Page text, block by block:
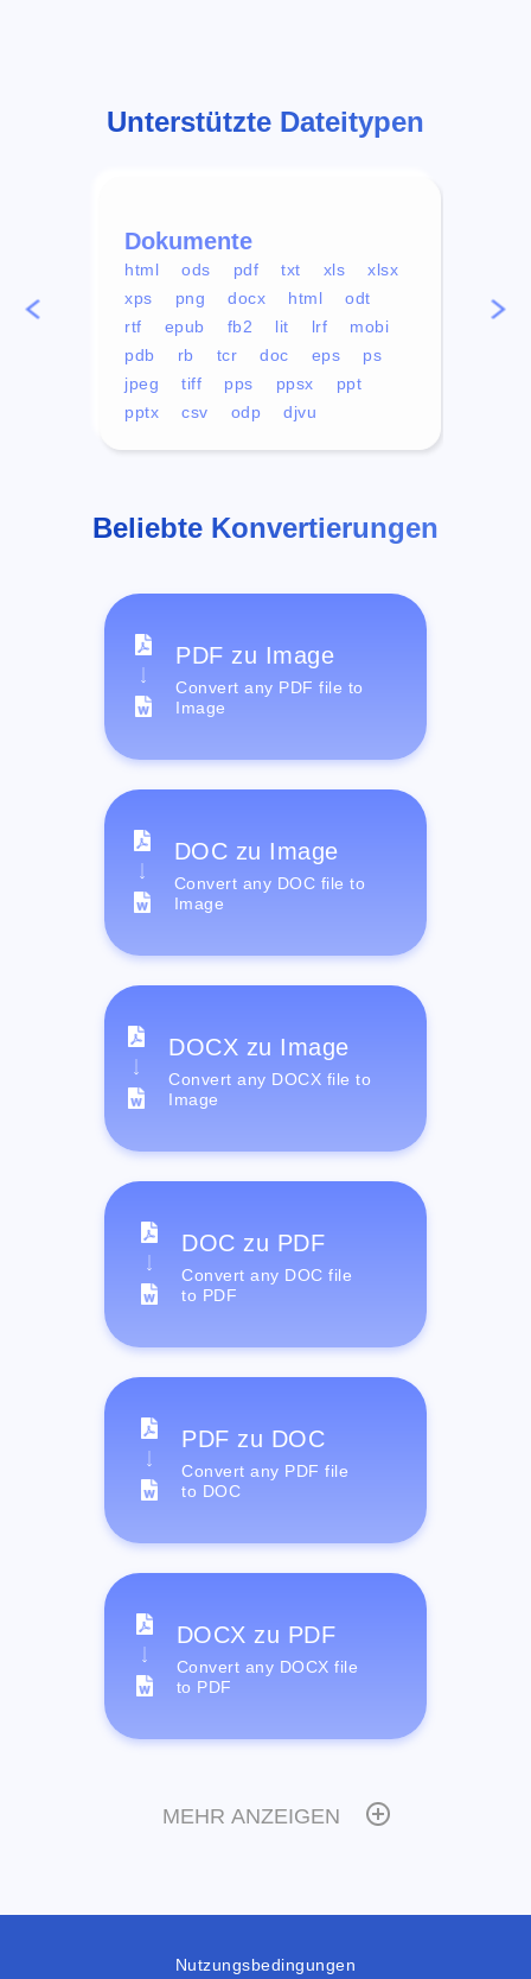
Unterstützte Dateitypen
Dokumente
html ods pdf txt xls
xlsx
xps
png docx html
odt
rtf
epub fb2 lit lrf
mobi
pdb
rb tcr doc eps
ps
jpeg
tiff pps ppsx
ppt
pptx
csv odp djvu
mp4
Beliebte Konvertierungen
PDF zu Image
Convert any PDF file to
Image
DOC zu Image
Convert any DOC file to
Image
DOCX zu Image
Convert any DOCX file to
Image
DOC zu PDF
Convert any DOC file
to PDF
PDF zu DOC
Convert any PDF file
to DOC
DOCX zu PDF
Convert any DOCX file
to PDF
MEHR ANZEIGEN
Nutzungsbedingungen